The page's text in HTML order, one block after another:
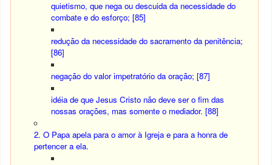
quietismo, que nega ou descuida da necessidade do
combate e do esforço; [85]
redução da necessidade do sacramento da penitência;
[86]
negação do valor impetratório da oração; [87]
idéia de que Jesus Cristo não deve ser o fim das
nossas orações, mas somente o mediador. [88]
2. O Papa apela para o amor à Igreja e para a honra de
pertencer a ela.